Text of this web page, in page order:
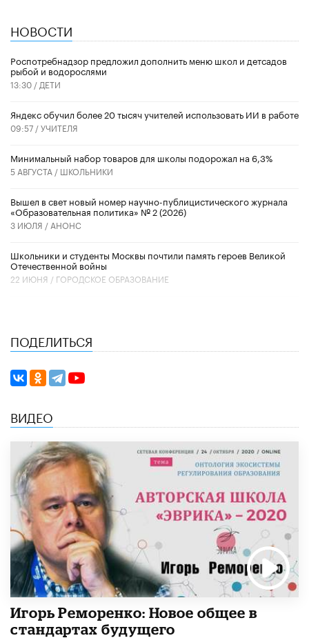
НОВОСТИ
Роспотребнадзор предложил дополнить меню школ и детсадов
рыбой и водорослями
13:30 / ДЕТИ
​Яндекс обучил более 20 тысяч учителей использовать ИИ в работе
09:57 /УЧИТЕЛЯ
Минимальный набор товаров для школы подорожал на 6,3%
5 АВГУСТА / ШКОЛЬНИКИ
Вышел в свет новый номер научно-публицистического журнала
«Образовательная политика» № 2 (2026)
3 ИЮЛЯ / АНОНС
Школьники и студенты Москвы почтили память героев Великой
Отечественной войны
22 ИЮНЯ / ГОРОДСКОЕ ОБРАЗОВАНИЕ
ПОДЕЛИТЬСЯ
ВИДЕО
Игорь Реморенко: Новое общее в
стандартах будущего